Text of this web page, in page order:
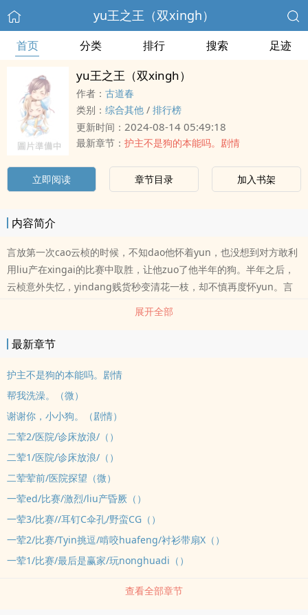
yu王之王（双xingh）
首页 分类 排行 搜索 足迹
yu王之王（双xingh）
作者： 古道春
类别： 综合其他 / 排行榜
更新时间： 2024-08-14 05:49:18
最新章节： 护主不是狗的本能吗。剧情
立即阅读 章节目录 加入书架
内容简介
言放第一次cao云桢的时候，不知dao他怀着yun，也没想到对方敢利
用liu产在xingai的比赛中取胜，让他zuo了他半年的狗。半年之后，
云桢意外失忆，yindang贱货秒变清花一枝，却不慎再度怀yun。言
放：“我可以再cao掉它。”云桢：“不要……这是我们的孩子……”言
放：“你想留下它可以，不过你得zuo我的狗。”但后来事实证明，狗这
zhong东西不是谁都当得好的——除了他自己。观文说明/排雷：1、
ntr后1v1校园背景文，攻受非c，前主肾后微量走心，结局he。2、
play情节无下限无禁忌无三观的三无作品；作者常识漏网鱼，一切情
3、部分高h情节会收费，感谢友友们支持～4、专栏《山村dang夫》
《外星机甲情迷古代人妻》《换乘父亲》已完结，欢迎shi用～5、预
收《天使的chuan息（娱乐圈）》攒收中，天使center被嫉妒又迷恋
他的坏zhong队友们夜夜浇guan的故事，双xingnp高rou文，感兴趣
的友子欢迎收藏喔～ai你们～
展开全部
最新章节
护主不是狗的本能吗。剧情
帮我洗澡。（微）
谢谢你，小小狗。（剧情）
二荤2/医院/诊床放浪/（）
二荤1/医院/诊床放浪/（）
二荤荤前/医院探望（微）
一荤ed/比赛/激烈/liu产昏厥（）
一荤3/比赛//耳钉C伞孔/野蛮CG（）
一荤2/比赛/Tyin挑逗/啃咬huafeng/衬衫带扇X（）
一荤1/比赛/最后是赢家/玩nonghuadi（）
查看全部章节